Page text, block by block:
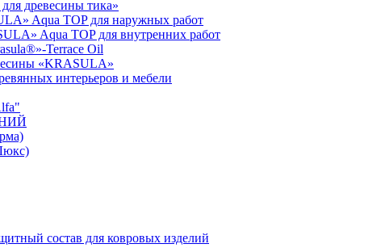
древесины тика»
Aqua TOP для наружных работ
Aqua TOP для внутренних работ
Terrace Oil
«KRASULA»
интерьеров и мебели
состав для ковровых изделий